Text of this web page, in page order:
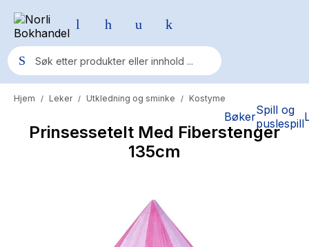
BøkerSpill og
puslespill
Populære søk
Pokemon
Hjem / Leker / Utkledning og sminke / Kostyme
Prinsessetelt Med Fiberstenger
135cm